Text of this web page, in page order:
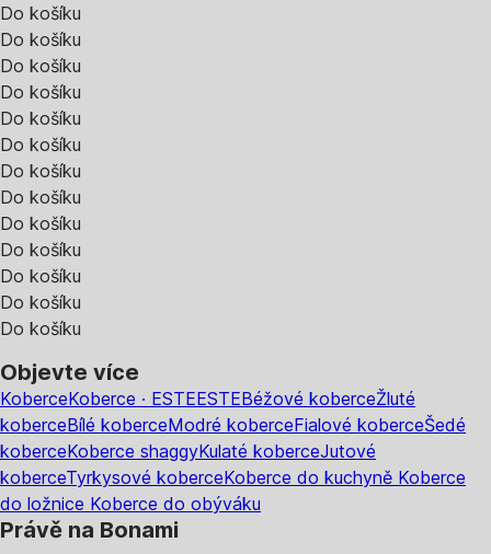
Do košíku
Do košíku
Do košíku
Do košíku
Do košíku
Do košíku
Do košíku
Do košíku
Do košíku
Do košíku
Do košíku
Do košíku
Do košíku
Objevte více
KoberceKoberce · ESTEESTEBéžové koberceŽluté
koberceBílé koberceModré koberceFialové koberceŠedé
koberceKoberce shaggyKulaté koberceJutové
koberceTyrkysové koberceKoberce do kuchyně Koberce
do ložnice Koberce do obýváku
Právě na Bonami